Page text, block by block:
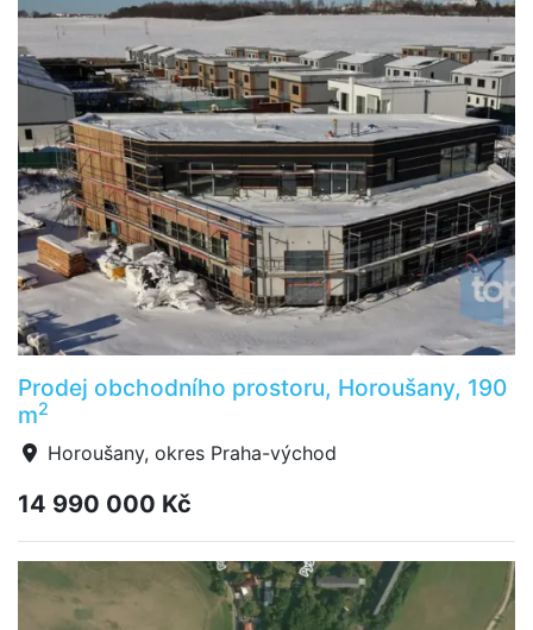
Prodej obchodního prostoru, Horoušany, 190
m2
Horoušany, okres Praha-východ
14 990 000 Kč